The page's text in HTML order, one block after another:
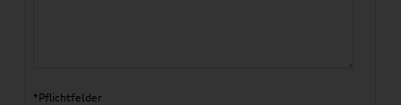
*Pflichtfelder